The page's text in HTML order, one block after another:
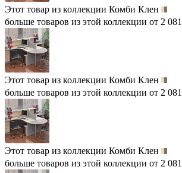
Этот товар из коллекции Комби Клен
больше товаров из этой коллекции от 2
Этот товар из коллекции Комби Клен
больше товаров из этой коллекции от 2
Этот товар из коллекции Комби Клен
больше товаров из этой коллекции от 2